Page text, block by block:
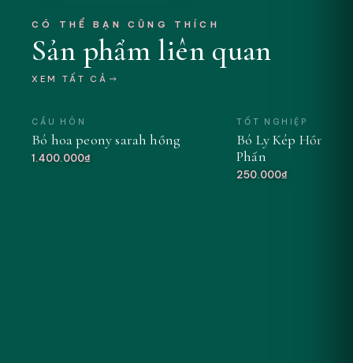
CÓ THỂ BẠN CŨNG THÍCH
Sản phẩm liên quan
XEM TẤT CẢ
MỚI
CẦU HÔN
Bó hoa peony sarah hồng
1.400.000₫
TỐT NGHIỆP
Bó Ly Kép Hồng
Phấn
250.000₫